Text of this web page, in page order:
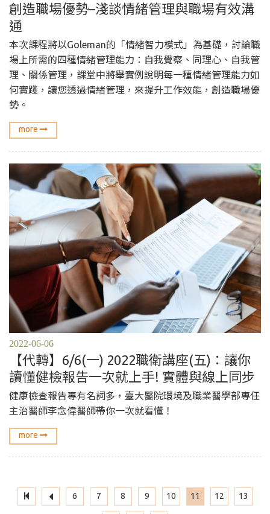
創造職場優勢–淺談情緒管理與職場有效溝
通
本次課程將以Goleman的「情緒智力模式」為基礎，討論職
場上所需的四種情緒管理能力：自我覺察、同理心、自我管
理、關係管理，課堂中將舉實例說明每一種情緒管理能力如
何實踐，讓您透過情緒管理，來提升工作效能，創造職場優
勢。
more
2022-06-06
【代轉】6/6(一) 2022職衛講座(五)：讓你
讀懂健檢報告一次就上手! 實體與線上同步
健康檢查報告專有名詞多，臺大醫院環境及職業醫學部專任
主治醫師李念偉醫師帶你一次就看懂！
more
6 7 8 9 10 11 12 13